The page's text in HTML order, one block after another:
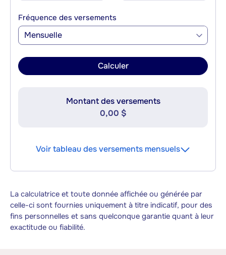
Fréquence des versements
Mensuelle
Calculer
Montant des versements
0,00 $
Voir tableau des versements mensuels
La calculatrice et toute donnée affichée ou générée par
celle-ci sont fournies uniquement à titre indicatif, pour des
fins personnelles et sans quelconque garantie quant à leur
exactitude ou fiabilité.